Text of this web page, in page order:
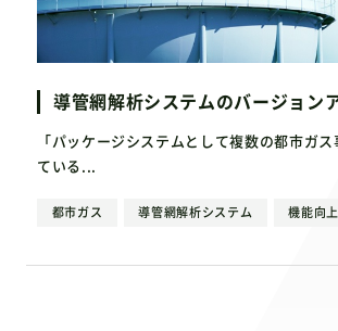
導管網解析システムのバージョン
「パッケージシステムとして複数の都市ガス
ている...
都市ガス 導管網解析システム 機能向上